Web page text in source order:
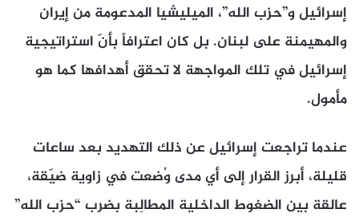
إسرائيل و”حزب الله”، الميليشيا المدعومة من إيران
والمهيمنة على لبنان. بل كان اعترافاً بأنّ استراتيجية
إسرائيل في تلك المواجهة لا تحقق أهدافها كما هو
مأمول.
عندما تراجعت إسرائيل عن ذلك التهديد بعد ساعات
قليلة، أبرز القرار إلى أي مدى وُضعت في زاوية ضيّقة،
عالقة بين الضغوط الداخلية المطالِبة بضرب “حزب الله”